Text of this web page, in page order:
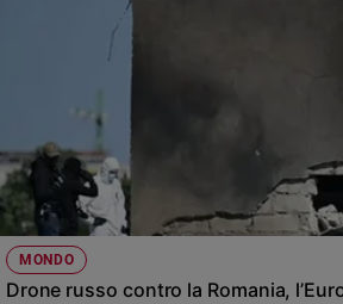
inclusione
Costume
Cultura
e
spettacoli
MONDO
Drone russo contro la Romania,